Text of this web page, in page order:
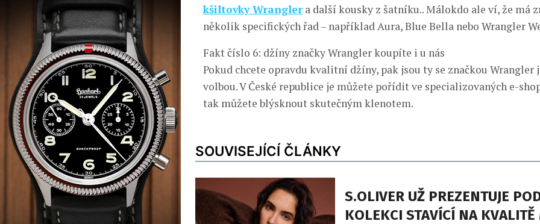
kšiltovky Wranglera další kousky z šatníku.. Málokdo ale ví, že má
několik specifických řad – například Aura, Blue Bella nebo Wrangler
Fakt číslo 6: džíny značky Wrangler koupíte i u nás
Pokud chcete opravdu kvalitní džíny, pak jsou ty se značkou Wrangler
volbou. V České republice je můžete pořídit ve specializovaných e-
tak můžete blýsknout skutečným klenotem.
SOUVISEJÍCÍ ČLÁNKY
S.OLIVER UŽ PREZENTUJE
KOLEKCI STAVÍCÍ NA KVALITĚ